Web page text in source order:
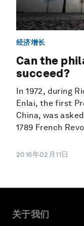
经济增长
Can the
succeed?
In 1972, during
Enlai, the first
China, was
1789 French
2016年02月11日
关于我们